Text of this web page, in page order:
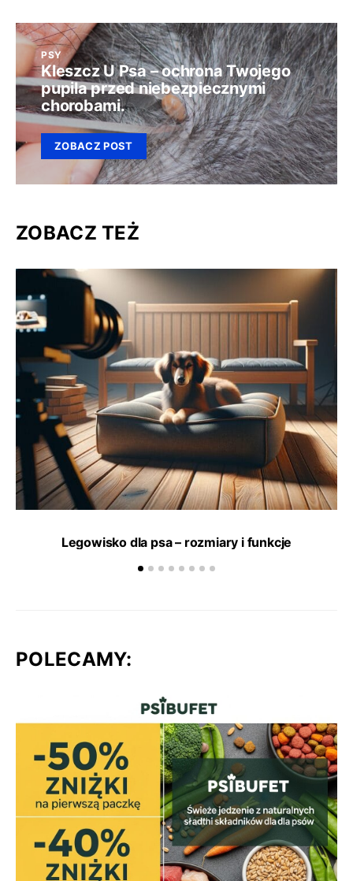
PSY
Kleszcz U Psa – ochrona Twojego
pupila przed niebezpiecznymi
chorobami.
ZOBACZ POST
ZOBACZ TEŻ
Legowisko dla psa – rozmiary i funkcje
POLECAMY: